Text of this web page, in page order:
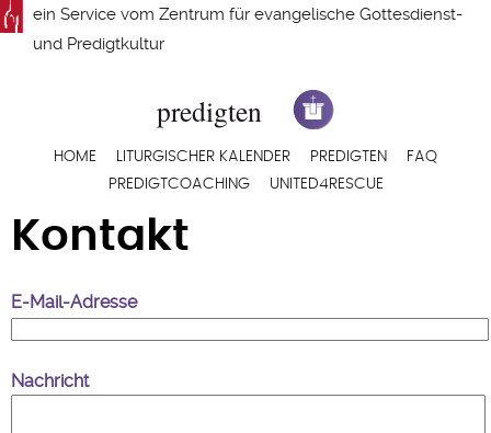
Direkt
zum
ein Service vom Zentrum für evangelische Gottesdienst-
und Predigtkultur
Hauptnavigation
HOME LITURGISCHER KALENDER PREDIGTEN
FAQ
PREDIGTCOACHING
UNITED4RESCUE
Kontakt
E-Mail-Adresse
Nachricht